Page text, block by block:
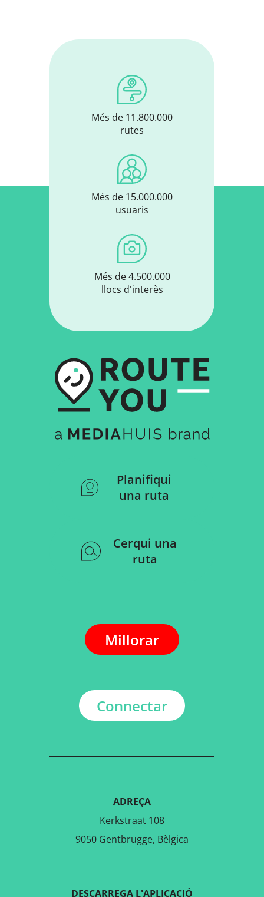
Més de 11.800.000
rutes
Més de 15.000.000
usuaris
Més de 4.500.000
llocs d'interès
Planifiqui
una ruta
Cerqui una
ruta
Millorar
Connectar
ADREÇA
Kerkstraat 108
9050 Gentbrugge, Bèlgica
DESCARREGA L'APLICACIÓ